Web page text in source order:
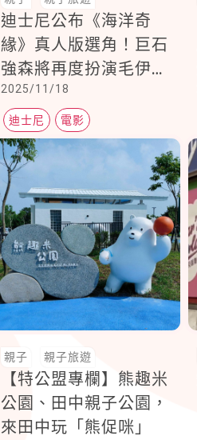
迪士尼公布《海洋奇
緣》真人版選角！巨石
強森將再度扮演毛伊，
17歲新星萬中選一演莫
娜
2025/11/18
迪士尼 電影
親子 親子旅遊
【特公盟專欄】熊趣米
公園、田中親子公園，
來田中玩「熊促咪」